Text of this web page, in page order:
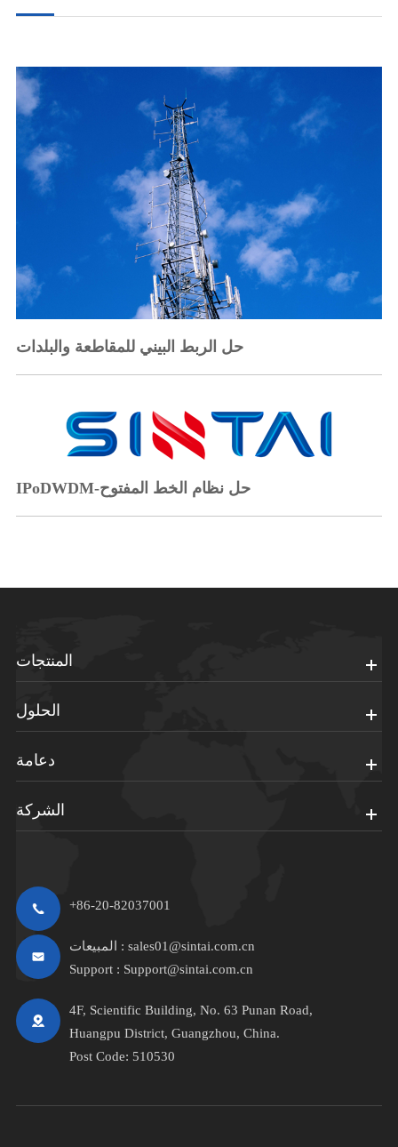
حل الربط البيني للمقاطعة والبلدات
IPoDWDM-حل نظام الخط المفتوح
المنتجات
الحلول
دعامة
الشركة
+86-20-82037001
المبيعات : sales01@sintai.com.cn
Support : Support@sintai.com.cn
4F, Scientific Building, No. 63 Punan Road,
Huangpu District, Guangzhou, China.
Post Code: 510530